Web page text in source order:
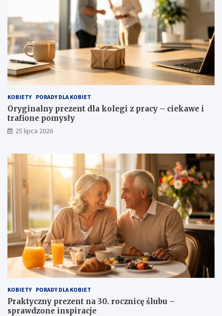
KOBIETY PORADY DLA KOBIET
Oryginalny prezent dla kolegi z pracy – ciekawe i
trafione pomysły
25 lipca 2026
KOBIETY PORADY DLA KOBIET
Praktyczny prezent na 30. rocznicę ślubu –
sprawdzone inspiracje